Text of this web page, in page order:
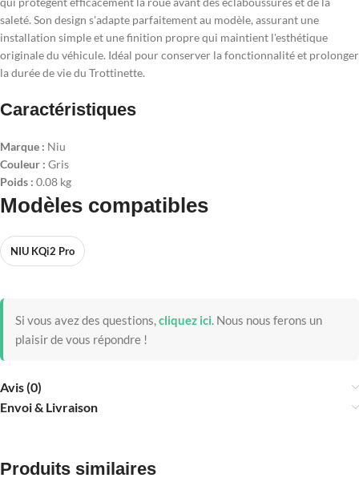
saleté. Son design s'adapte parfaitement au modèle, assurant une
installation simple et une finition propre qui maintient l'esthétique
originale du véhicule. Idéal pour conserver la fonctionnalité et prolonger
la durée de vie du Trottinette.
Caractéristiques
Marque : Niu
Couleur : Gris
Poids : 0.08 kg
Modèles compatibles
NIU KQi2 Pro
Si vous avez des questions,cliquez ici. Nous nous ferons un
plaisir de vous répondre !
Avis (0)
Envoi & Livraison
Produits similaires